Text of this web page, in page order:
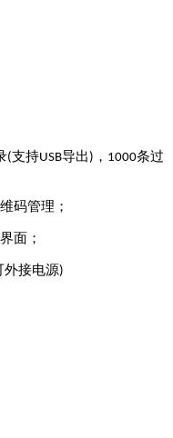
(支持USB导出 ) ， 1000条过
码管理 ；
面 ；
外接电源)